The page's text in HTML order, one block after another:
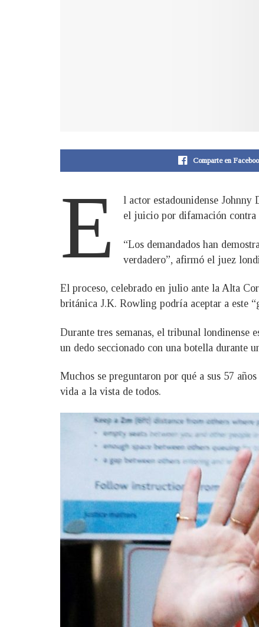
Comparte en
E
l actor estadounidense
el juicio por difamación contra
“Los demandados han
verdadero”, afirmó el juez
El proceso, celebrado en julio ante la Alta
británica J.K. Rowling podría aceptar a este
Durante tres semanas, el tribunal londinense
un dedo seccionado con una botella durante
Muchos se preguntaron por qué a sus 57
vida a la vista de todos.